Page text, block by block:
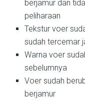
berjamur dan
peliharaan
Tekstur voer
sudah tercemar
Warna voer
sebelumnya
Voer sudah
berjamur